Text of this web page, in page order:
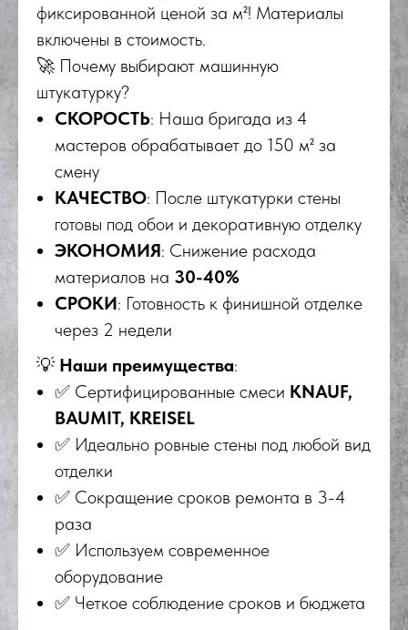
фиксированной ценой за м²! Материалы
включены в стоимость.
🚀 Почему выбирают машинную
штукатурку?
СКОРОСТЬ: Наша бригада из 4
мастеров обрабатывает до 150 м² за
смену
КАЧЕСТВО: После штукатурки стены
готовы под обои и декоративную отделку
ЭКОНОМИЯ: Снижение расхода
материалов на 30-40%
СРОКИ: Готовность к финишной отделке
через 2 недели
💡 Наши преимущества:
✅ Сертифицированные смеси KNAUF,
BAUMIT, KREISEL
✅ Идеально ровные стены под любой вид
отделки
✅ Сокращение сроков ремонта в 3-4
раза
✅ Используем современное
оборудование
✅ Четкое соблюдение сроков и бюджета